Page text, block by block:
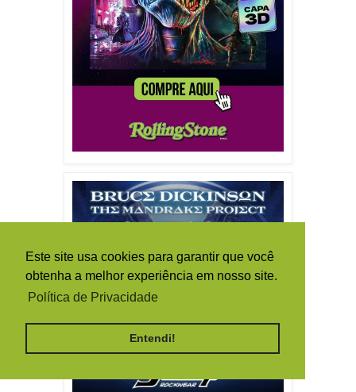
Este site usa cookies para garantir que você
obtenha a melhor experiência em nosso site.
Política de Privacidade
Entendi!